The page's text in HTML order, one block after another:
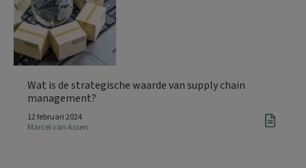
Wat is de strategische waarde van supply chain
management?
12 februari 2024
Marcel van Assen